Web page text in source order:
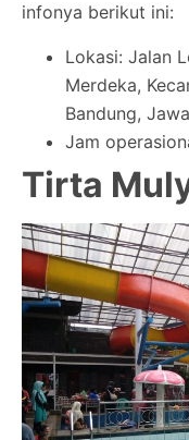
infonya berikut ini:
Lokasi: Jalan
Merdeka,
Bandung,
Jam
Tirta